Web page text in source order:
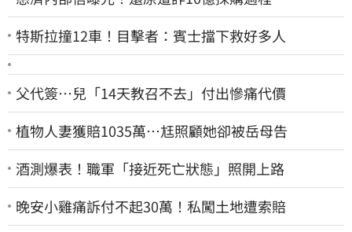
特斯拉撞12車！目擊者：賓士擋下救好多人
父代簽…兒「14天教召不去」付出慘痛代價
植物人妻獲賠1035萬…尪照顧她卻被岳母告
酒測爆表！職軍「接近死亡狀態」照開上路
晚安小雞痛訴付不起30萬！私闖土地遭索賠